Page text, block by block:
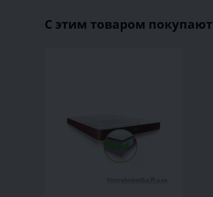
С этим товаром покупают